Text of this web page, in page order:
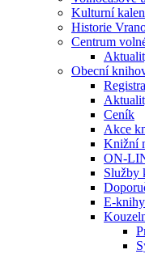
Kulturní
Historie
Centrum
Obecní
Ceník
Akce
Knižní
ON-
Služby
E-knihy